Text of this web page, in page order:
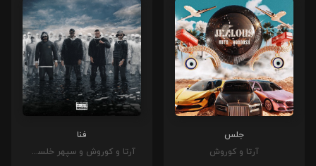
جلس
آرتا و کوروش
فنا
آرتا و کوروش و سپهر خلسه و سامان ویلسون